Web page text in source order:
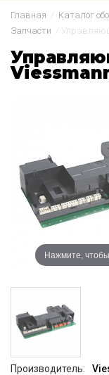
Главная Каталог
Запчасти
Нажмите,
Производитель: